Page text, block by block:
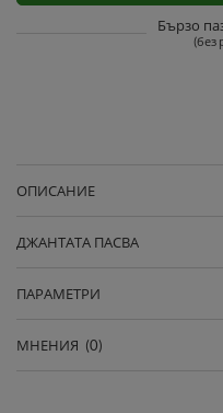
Бързо
(без
ОПИСАНИЕ
ДЖАНТАТА ПАСВА
ПАРАМЕТРИ
МНЕНИЯ (0)